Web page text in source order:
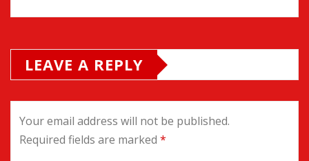
LEAVE A REPLY
Your email address will not be published.
Required fields are marked *